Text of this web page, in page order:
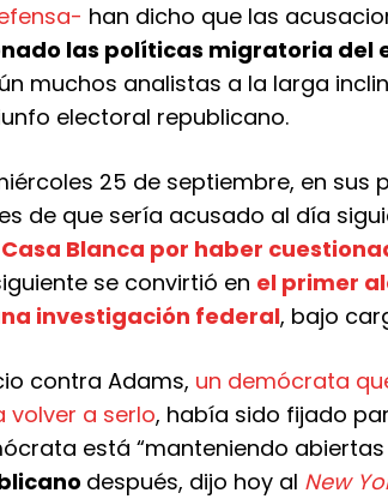
han dicho que las
las políticas migratoria del
muchos analistas a la larga
electoral republicano.
25 de septiembre, en
de que sería acusado al día
Blanca por haber
se convirtió en el primer
investigación federal, bajo
contra Adams, un demócrata
volver a serlo, había sido fijado
está “manteniendo
después, dijo hoy al New